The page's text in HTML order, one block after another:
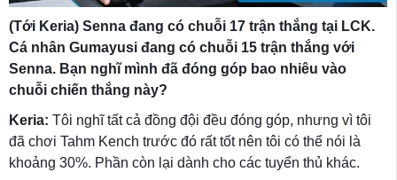
(Tới Keria) Senna đang có chuỗi 17 trận thắng tại LCK.
Cá nhân Gumayusi đang có chuỗi 15 trận thắng với
Senna. Bạn nghĩ mình đã đóng góp bao nhiêu vào
chuỗi chiến thắng này?
Keria: Tôi nghĩ tất cả đồng đội đều đóng góp, nhưng vì tôi
đã chơi Tahm Kench trước đó rất tốt nên tôi có thể nói là
khoảng 30%. Phần còn lại dành cho các tuyển thủ khác.